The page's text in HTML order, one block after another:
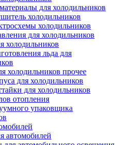
для холодильников
холодильников
холодильников
для холодильников
холодильников
льда для
холодильников прочее
для холодильников
для холодильников
отопления
упаковщика
автомобилей